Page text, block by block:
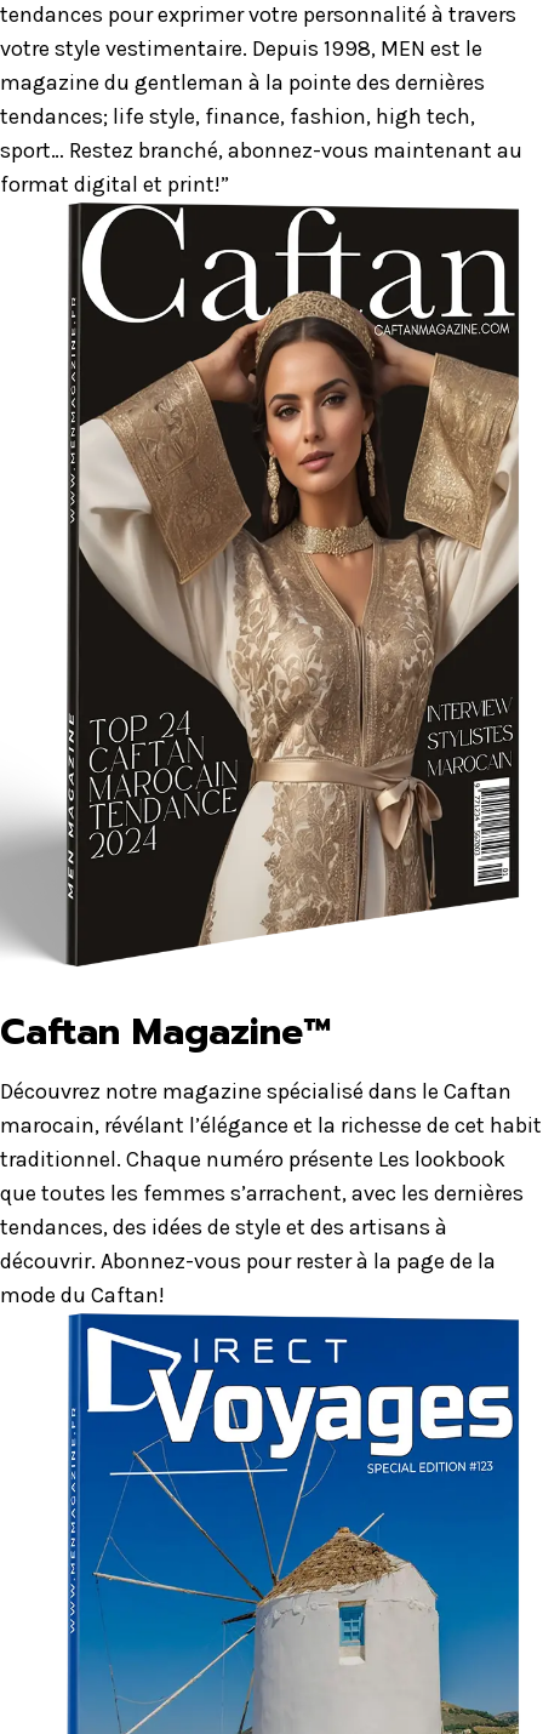
tendances pour exprimer votre personnalité à travers
votre style vestimentaire. Depuis 1998, MEN est le
magazine du gentleman à la pointe des dernières
tendances; life style, finance, fashion, high tech,
sport… Restez branché, abonnez-vous maintenant au
format digital et print!”
Caftan Magazine™
Découvrez notre magazine spécialisé dans le Caftan
marocain, révélant l’élégance et la richesse de cet habit
traditionnel. Chaque numéro présente Les lookbook
que toutes les femmes s’arrachent, avec les dernières
tendances, des idées de style et des artisans à
découvrir. Abonnez-vous pour rester à la page de la
mode du Caftan!